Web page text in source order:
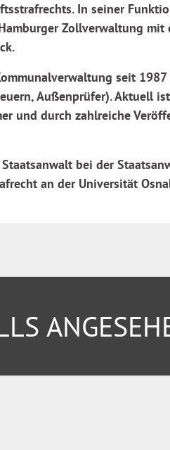
In seiner
Zollverwaltung mit
seit
Außenprüfer). Aktuell
und durch zahlreiche
bei der
an der Universität